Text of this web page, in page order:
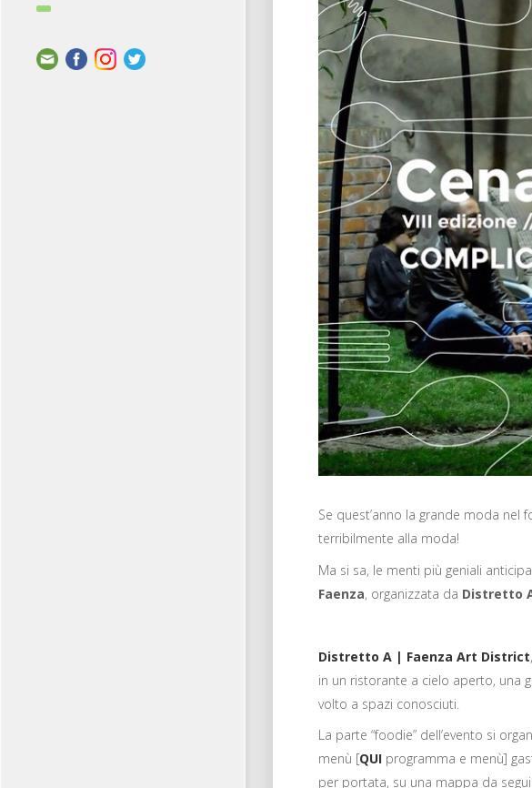
Se quest’anno la grande moda nel
terribilmente alla moda!
Ma si sa, le menti più geniali
Faenza, organizzata da Distretto
Distretto A | Faenza Art District
in un ristorante a cielo aperto, una
volto a spazi conosciuti.
La parte “foodie” dell’evento si
menù [QUI programma e menù]
per portata, su una mappa da